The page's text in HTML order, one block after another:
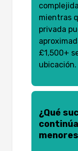
mientras
privada
£1,500+
ubicación.
¿Qué